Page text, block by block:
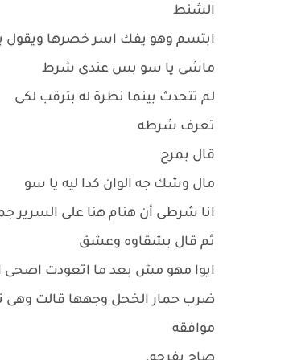
الشنط
ابتسم وهو يفك اسر خصرها ويقول
ماشى يا سو بس عندى شرط
لم تتحدث بينما نظرة له بترقب لكى
تعرف شرطه
قال بمرح
مال وشك جه الوان كدا ليه يا سو
انا شرطى أن هنام هنا على السرير
ثم قال بشقاوه وعشق
ايوا مهو مش بعد ما اتعودت اصحى
ضرب حمار الخجل وجهها قالت وهى
موافقه